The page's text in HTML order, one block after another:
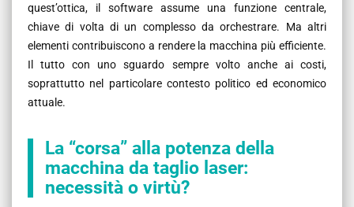
quest’ottica, il software assume una funzione centrale,
chiave di volta di un complesso da orchestrare. Ma altri
elementi contribuiscono a rendere la macchina più efficiente.
Il tutto con uno sguardo sempre volto anche ai costi,
soprattutto nel particolare contesto politico ed economico
attuale.
La “corsa” alla potenza della
macchina da taglio laser:
necessità o virtù?